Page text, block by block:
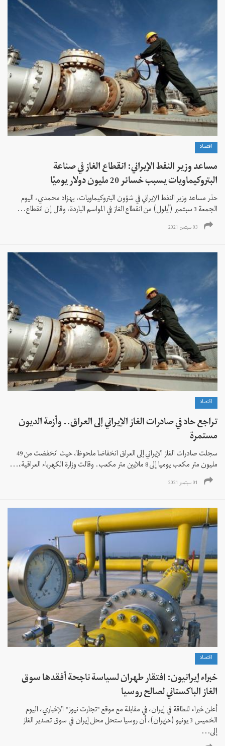
اقتصاد
مساعد وزير النفط الإيراني: انقطاع الغاز في صناعة
البتروكيماويات يسبب خسائر 20 مليون دولار يوميًا
حذر مساعد وزير النفط الإيراني في شؤون البتروكيماويات، بهزاد محمدي، اليوم
الجمعة 3 سبتمبر (أيلول) من انقطاع الغاز في المواسم الباردة، وقال إن انقطاع...
03 سبتمبر 2021
اقتصاد
تراجع حاد في صادرات الغاز الإيراني إلى العراق.. وأزمة الديون
مستمرة
سجلت صادرات الغاز الإيراني إلى العراق انخفاضا ملحوظا، حيث انخفضت من 49
مليون متر مكعب يوميا إلى 8 ملايين متر مكعب. وقالت وزارة الكهرباء العراقية،...
01 سبتمبر 2021
اقتصاد
خبراء إيرانيون: افتقار طهران لسياسة ناجحة أفقدها سوق
الغاز الباكستاني لصالح روسيا
أعلن خبراء للطاقة في إيران، في مقابلة مع موقع "تجارت نيوز" الإخباري، اليوم
الخميس 3 يونيو (حزيران)، أن روسيا ستحل محل إيران في سوق تصدير الغاز
إلى...